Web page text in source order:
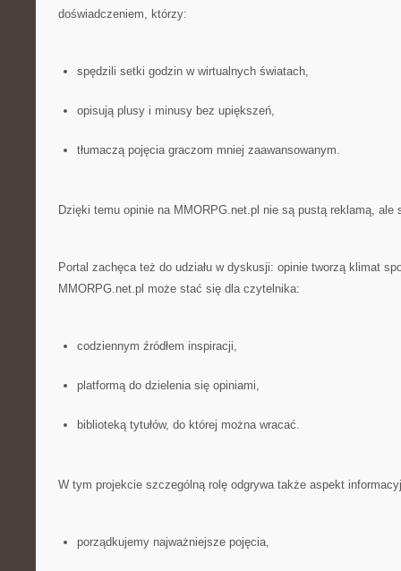
doświadczeniem, którzy:
spędzili setki godzin w wirtualnych światach,
opisują plusy i minusy bez upiększeń,
tłumaczą pojęcia graczom mniej zaawansowanym.
Dzięki temu opinie na MMORPG.net.pl nie są pustą reklamą, ale
Portal zachęca też do udziału w dyskusji: opinie tworzą klimat
MMORPG.net.pl może stać się dla czytelnika:
codziennym źródłem inspiracji,
platformą do dzielenia się opiniami,
biblioteką tytułów, do której można wracać.
W tym projekcie szczególną rolę odgrywa także aspekt
porządkujemy najważniejsze pojęcia,